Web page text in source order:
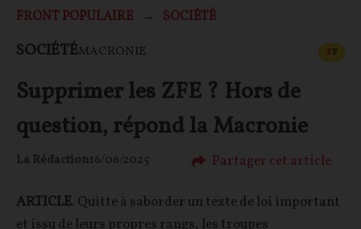
FRONT POPULAIRE SOCIÉTÉ
SOCIÉTÉMACRONIE FP
Supprimer les ZFE ? Hors de
question, répond la Macronie
La Rédaction16/06/2025 Partager cet article
ARTICLE. Quitte à saborder un texte de loi important
et issu de leurs propres rangs, les troupes